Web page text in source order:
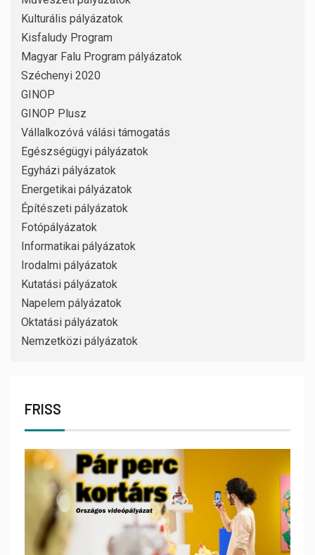
Kulturális pályázatok
Kisfaludy Program
Magyar Falu Program pályázatok
Széchenyi 2020
GINOP
GINOP Plusz
Vállalkozóvá válási támogatás
Egészségügyi pályázatok
Egyházi pályázatok
Energetikai pályázatok
Építészeti pályázatok
Fotópályázatok
Informatikai pályázatok
Irodalmi pályázatok
Kutatási pályázatok
Napelem pályázatok
Oktatási pályázatok
Nemzetközi pályázatok
FRISS